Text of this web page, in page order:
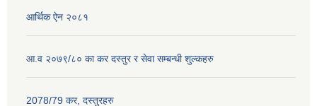
आर्थिक ऐन २०८१
आ.व २०७९/८० का कर दस्तुर र सेवा सम्बन्धी शुल्कहरु
2078/79 कर, दस्तुरहरु